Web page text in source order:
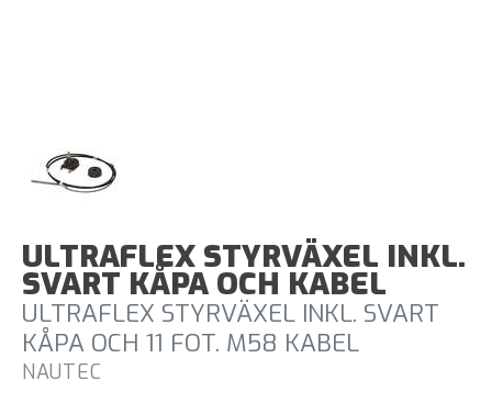
ULTRAFLEX STYRVÄXEL INKL.
SVART KÅPA OCH KABEL
ULTRAFLEX STYRVÄXEL INKL. SVART
KÅPA OCH 11 FOT. M58 KABEL
NAUTEC